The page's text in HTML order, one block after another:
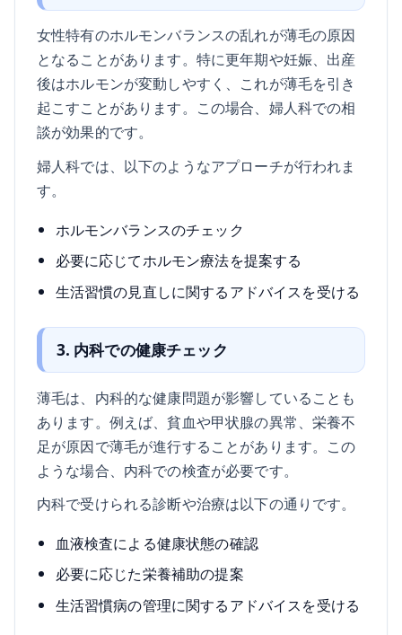
女性特有のホルモンバランスの乱れが薄毛の原因
となることがあります。特に更年期や妊娠、出産
後はホルモンが変動しやすく、これが薄毛を引き
起こすことがあります。この場合、婦人科での相
談が効果的です。
婦人科では、以下のようなアプローチが行われま
す。
ホルモンバランスのチェック
必要に応じてホルモン療法を提案する
生活習慣の見直しに関するアドバイスを受ける
3. 内科での健康チェック
薄毛は、内科的な健康問題が影響していることも
あります。例えば、貧血や甲状腺の異常、栄養不
足が原因で薄毛が進行することがあります。この
ような場合、内科での検査が必要です。
内科で受けられる診断や治療は以下の通りです。
血液検査による健康状態の確認
必要に応じた栄養補助の提案
生活習慣病の管理に関するアドバイスを受ける